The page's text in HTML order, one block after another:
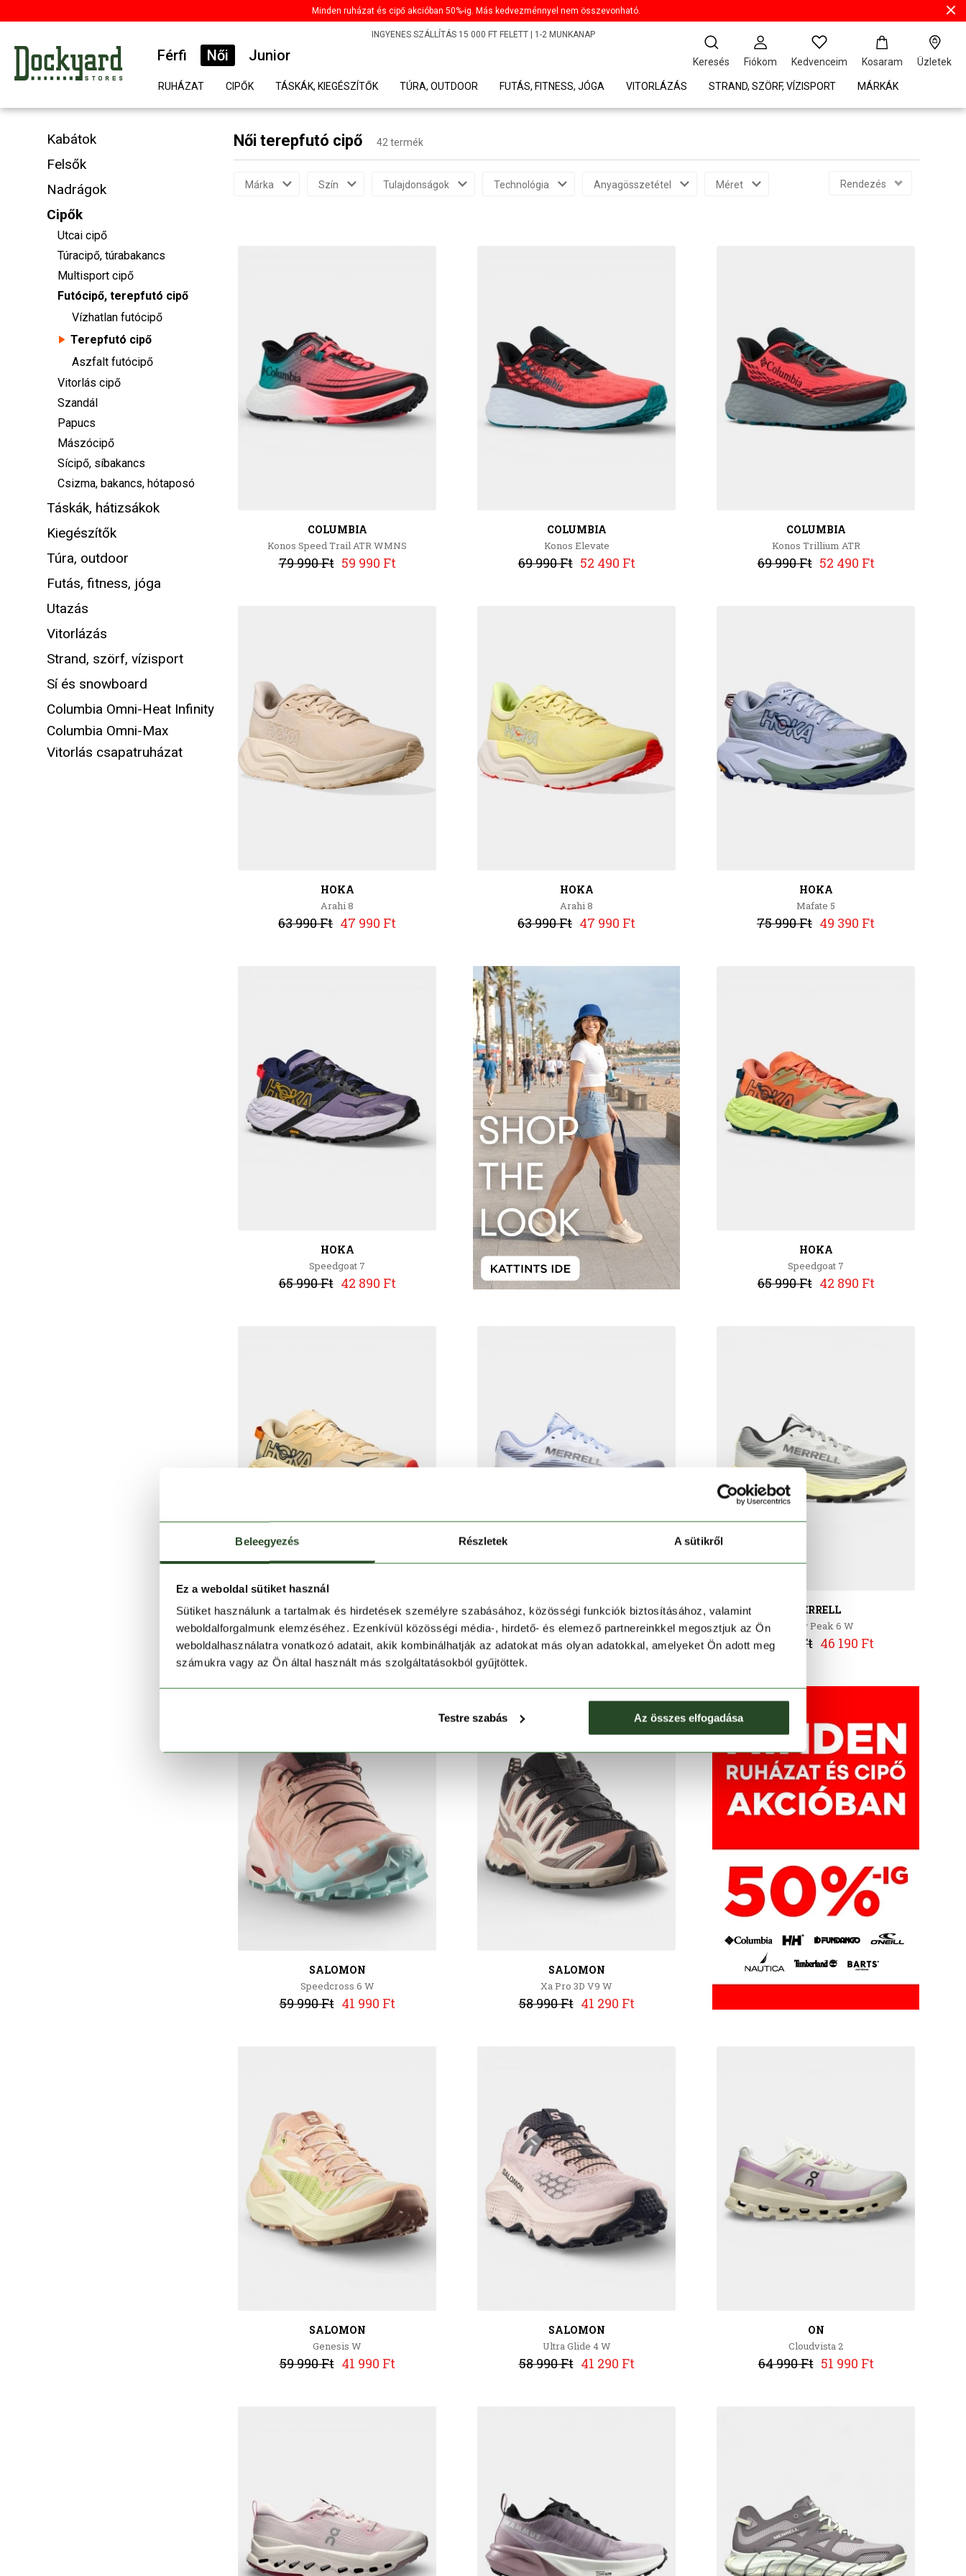
Beleegyezés Részletek A sütikről
Ez a weboldal sütiket használ
Sütiket használunk a tartalmak és hirdetések személyre szabásához, közösségi funkciók biztosításához, valamint
weboldalforgalmunk elemzéséhez. Ezenkívül közösségi média-, hirdető- és elemező partnereinkkel megosztjuk az Ön
weboldalhasználatra vonatkozó adatait, akik kombinálhatják az adatokat más olyan adatokkal, amelyeket Ön adott meg
számukra vagy az Ön által használt más szolgáltatásokból gyűjtöttek.
Testre szabás Az összes elfogadása
Minden ruházat és cipő akcióban 50%-ig. Más kedvezménnyel nem összevonható.
INGYENES SZÁLLÍTÁS 15 000 FT FELETT | 1-2 MUNKANAP
Férfi Női Junior
RUHÁZAT CIPŐK TÁSKÁK, KIEGÉSZÍTŐK TÚRA, OUTDOOR FUTÁS, FITNESS, JÓGA VITORLÁZÁS STRAND, SZÖRF, VÍZISPORT MÁRKÁK
Keresés Fiókom Kedvenceim Kosaram Üzletek
Kabátok
Felsők
Nadrágok
Cipők
Utcai cipő
Túracipő, túrabakancs
Multisport cipő
Futócipő, terepfutó cipő
Vízhatlan futócipő
Terepfutó cipő
Aszfalt futócipő
Vitorlás cipő
Szandál
Papucs
Mászócipő
Sícipő, síbakancs
Csizma, bakancs, hótaposó
Táskák, hátizsákok
Kiegészítők
Túra, outdoor
Futás, fitness, jóga
Utazás
Vitorlázás
Strand, szörf, vízisport
Sí és snowboard
Columbia Omni-Heat Infinity
Columbia Omni-Max
Vitorlás csapatruházat
Női terepfutó cipő 42 termék
Márka Szín Tulajdonságok Technológia Anyagösszetétel Méret Rendezés
COLUMBIA
Konos Speed Trail ATR WMNS
79 990 Ft 59 990 Ft
COLUMBIA
Konos Elevate
69 990 Ft 52 490 Ft
COLUMBIA
Konos Trillium ATR
69 990 Ft 52 490 Ft
HOKA
Arahi 8
63 990 Ft 47 990 Ft
HOKA
Arahi 8
63 990 Ft 47 990 Ft
HOKA
Mafate 5
75 990 Ft 49 390 Ft
HOKA
Speedgoat 7
65 990 Ft 42 890 Ft
HOKA
Speedgoat 7
65 990 Ft 42 890 Ft
HOKA
Speedgoat 7
65 990 Ft 42 890 Ft
MERRELL
Agility Peak 6 W
65 990 Ft 46 190 Ft
MERRELL
Agility Peak 6 W
65 990 Ft 46 190 Ft
SALOMON
Speedcross 6 W
59 990 Ft 41 990 Ft
SALOMON
Xa Pro 3D V9 W
58 990 Ft 41 290 Ft
SALOMON
Genesis W
59 990 Ft 41 990 Ft
SALOMON
Ultra Glide 4 W
58 990 Ft 41 290 Ft
ON
Cloudvista 2
64 990 Ft 51 990 Ft